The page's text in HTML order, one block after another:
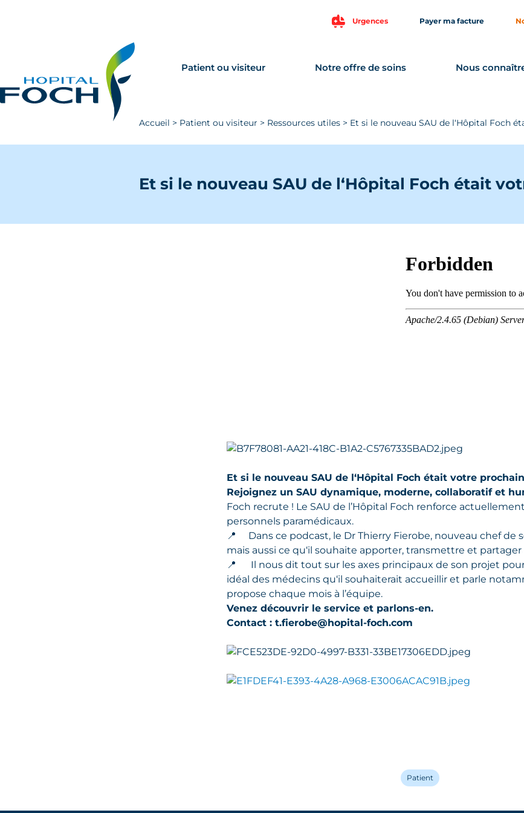
Urgences Payer ma facture
Patient ou visiteur Notre offre de soins Nous
Accueil > Patient ou visiteur > Ressources utiles > Et si le nouveau SAU de l‘Hôpital Foch
Et si le nouveau SAU de l‘Hôpital Foch était
Et si le nouveau SAU de l‘Hôpital Foch était votre
Rejoignez un SAU dynamique, moderne, collaboratif et
Foch recrute ! Le SAU de l’Hôpital Foch renforce
personnels paramédicaux.
📍
Dans ce podcast, le Dr Thierry Fierobe, nouveau chef de
mais aussi ce qu‘il souhaite apporter, transmettre et partager
📍
Il nous dit tout sur les axes principaux de son projet
idéal des médecins qu‘il souhaiterait accueillir et parle
propose chaque mois à l’équipe.
Venez découvrir le service et parlons-en.
Contact : t.fierobe@hopital-foch.com
Patient